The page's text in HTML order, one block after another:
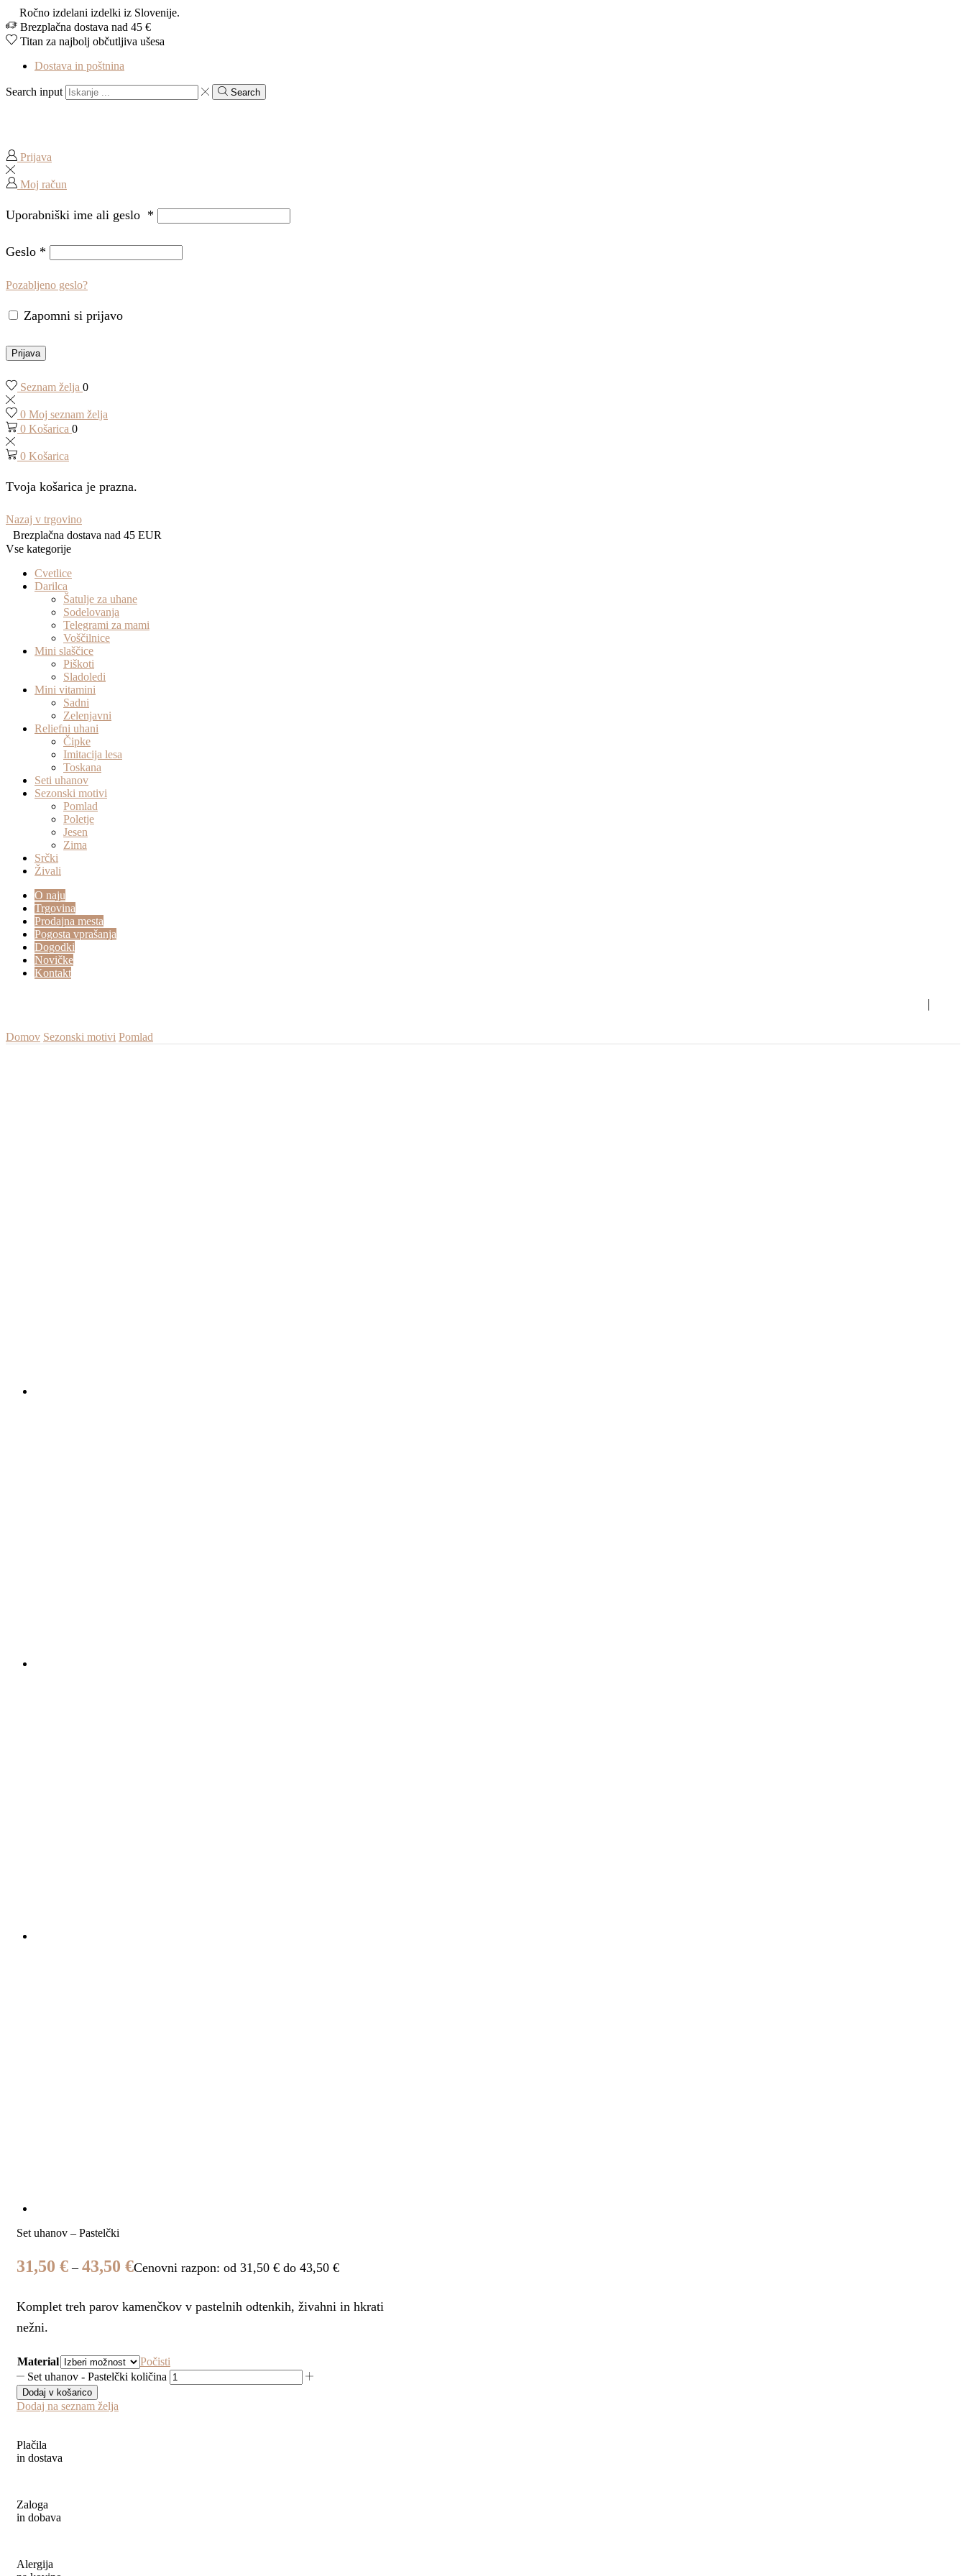
Ročno izdelani izdelki iz Slovenije.
Brezplačna dostava nad 45 €
Titan za najbolj občutljiva ušesa
Dostava in poštnina
Search input Search
Prijava
Moj račun
Uporabniški ime ali geslo *
Geslo *
Pozabljeno geslo?
Zapomni si prijavo
Prijava
Seznam želja 0
0 Moj seznam želja
0 Košarica 0
0 Košarica
Tvoja košarica je prazna.
Nazaj v trgovino
Brezplačna dostava nad 45 EUR
Vse kategorije
Cvetlice
Darilca
Šatulje za uhane
Sodelovanja
Telegrami za mami
Voščilnice
Mini slaščice
Piškoti
Sladoledi
Mini vitamini
Sadni
Zelenjavni
Reliefni uhani
Čipke
Imitacija lesa
Toskana
Seti uhanov
Sezonski motivi
Pomlad
Poletje
Jesen
Zima
Srčki
Živali
O naju
Trgovina
Prodajna mesta
Pogosta vprašanja
Dogodki
Novičke
Kontakt
|
Domov Sezonski motivi Pomlad
Set uhanov – Pastelčki
31,50 € – 43,50 €Cenovni razpon: od 31,50 € do 43,50 €
Komplet treh parov kamenčkov v pastelnih odtenkih, živahni in hkrati
nežni.
Material
Počisti
Set uhanov - Pastelčki količina
Dodaj v košarico
Dodaj na seznam želja
Plačila
in dostava
Zaloga
in dobava
Alergija